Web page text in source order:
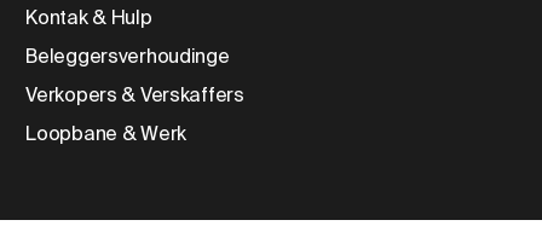
Kontak & Hulp
Beleggersverhoudinge
Verkopers & Verskaffers
Loopbane & Werk